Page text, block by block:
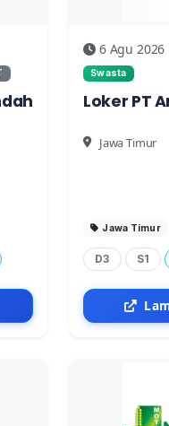
6 Agu 2026
Swasta
Loker PT
Jawa Timur
Jawa Timur
D3 S1